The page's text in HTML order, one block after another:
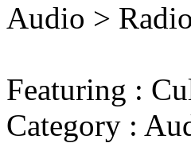
Audio >
Featuring :
Category :